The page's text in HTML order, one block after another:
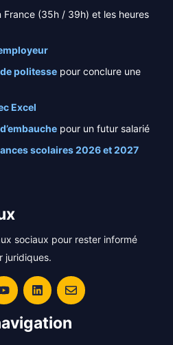
France (35h / 39h) et les heures
politesse pour conclure une
Excel
pour un futur salarié
scolaires 2026 et 2027
sociaux pour rester informé
juridiques.